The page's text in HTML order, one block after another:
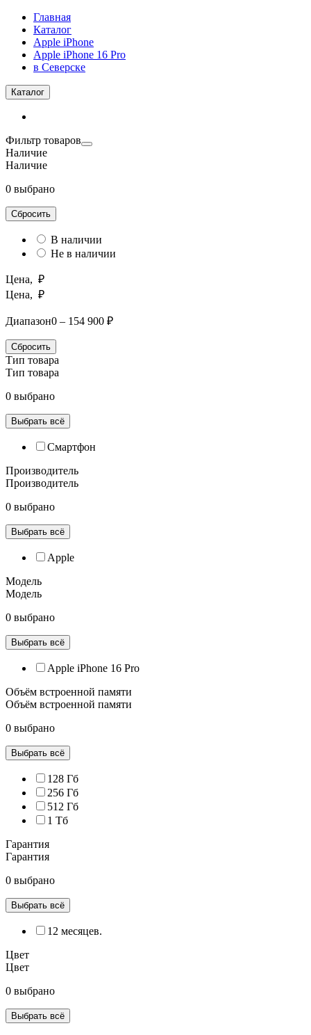
Главная
Каталог
Apple iPhone
Apple iPhone 16 Pro
в Северске
Каталог
Фильтр товаров
Наличие
Наличие
0 выбрано
Сбросить
В наличии
Не в наличии
Цена, ₽
Цена, ₽
Диапазон0 – 154 900 ₽
Сбросить
Тип товара
Тип товара
0 выбрано
Выбрать всё
Смартфон
Производитель
Производитель
0 выбрано
Выбрать всё
Apple
Модель
Модель
0 выбрано
Выбрать всё
Apple iPhone 16 Pro
Объём встроенной памяти
Объём встроенной памяти
0 выбрано
Выбрать всё
128 Гб
256 Гб
512 Гб
1 Тб
Гарантия
Гарантия
0 выбрано
Выбрать всё
12 месяцев.
Цвет
Цвет
0 выбрано
Выбрать всё